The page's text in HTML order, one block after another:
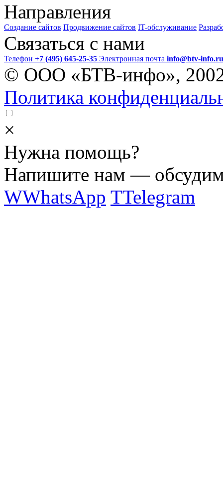
Направления
Создание сайтов Продвижение сайтов IT-обслуживание
Связаться с нами
Телефон +7 (495) 645-25-35 Электронная почта info@btv-info.ru
© ООО «БТВ-инфо»,
Политика
×
Нужна помощь?
Напишите нам —
WWhatsApp TTelegram